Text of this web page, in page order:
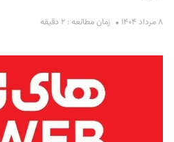
۸ مرداد ۱۴۰۴ زمان مطالعه : ۲ دقیقه